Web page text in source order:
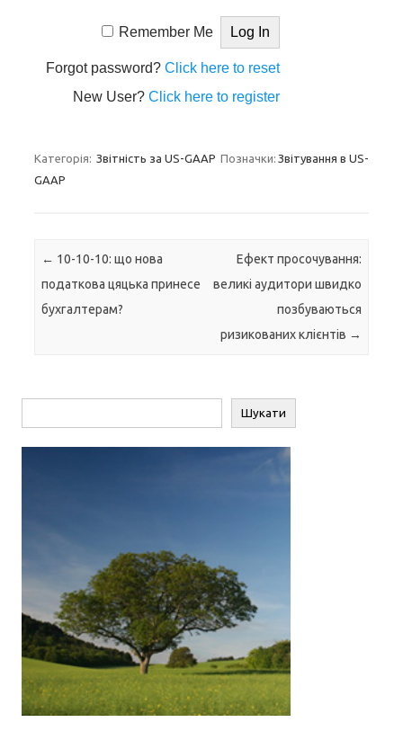
Remember Me
Forgot password?Click here to reset
New User?Click here to register
Категорія: Звітність за US-GAAP Позначки: Звітування в US-
GAAP
Навігація по запису
← 10-10-10: що нова
податкова цяцька принесе
бухгалтерам?
Ефект просочування:
великі аудитори швидко
позбуваються
ризикованих клієнтів →
Шукати